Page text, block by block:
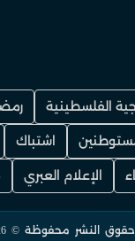
الفلسطينية
اشتباك
الإعلام العبري
حقوق النشر محفوظة © 2026